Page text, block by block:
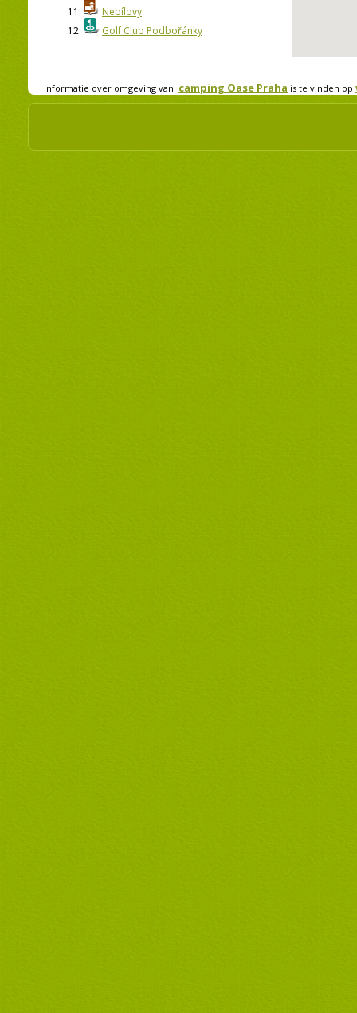
11.
Nebílovy
12.
Golf Club Podbořánky
informatie over omgeving van camping Oase Praha is te vinden op